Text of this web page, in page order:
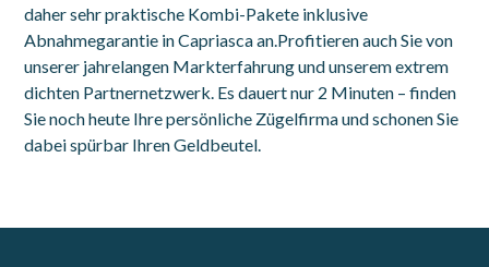
daher sehr praktische Kombi-Pakete inklusive
Abnahmegarantie in Capriasca an.Profitieren auch Sie von
unserer jahrelangen Markterfahrung und unserem extrem
dichten Partnernetzwerk. Es dauert nur 2 Minuten – finden
Sie noch heute Ihre persönliche Zügelfirma und schonen Sie
dabei spürbar Ihren Geldbeutel.